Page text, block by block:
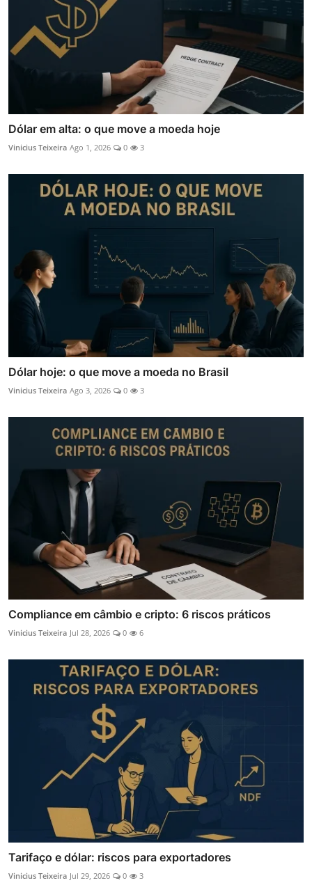
Dólar em alta: o que move a moeda hoje
Vinicius Teixeira Ago 1, 2026 0 3
Dólar hoje: o que move a moeda no Brasil
Vinicius Teixeira Ago 3, 2026 0 3
Compliance em câmbio e cripto: 6 riscos práticos
Vinicius Teixeira Jul 28, 2026 0 6
Tarifaço e dólar: riscos para exportadores
Vinicius Teixeira Jul 29, 2026 0 3